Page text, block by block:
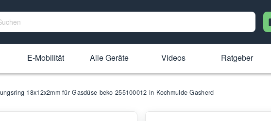
E-Mobilität Alle Geräte Videos Ratgeber
18x12x2mm für Gasdüse beko 255100012 in Kochmulde Gasherd